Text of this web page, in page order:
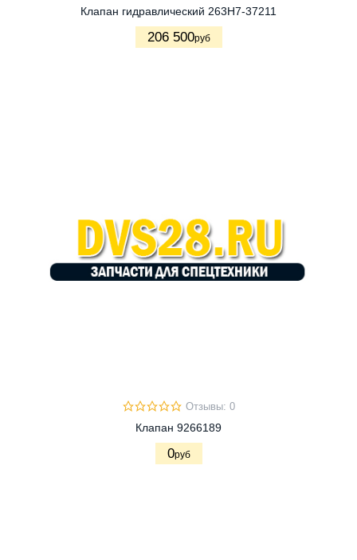
Клапан гидравлический 263H7-37211
206 500руб
Отзывы: 0
Клапан 9266189
0руб